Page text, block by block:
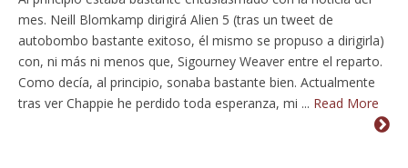
mes. Neill Blomkamp dirigirá Alien 5 (tras un tweet de
autobombo bastante exitoso, él mismo se propuso a dirigirla)
con, ni más ni menos que, Sigourney Weaver entre el reparto.
Como decía, al principio, sonaba bastante bien. Actualmente
tras ver Chappie he perdido toda esperanza, mi ... Read More